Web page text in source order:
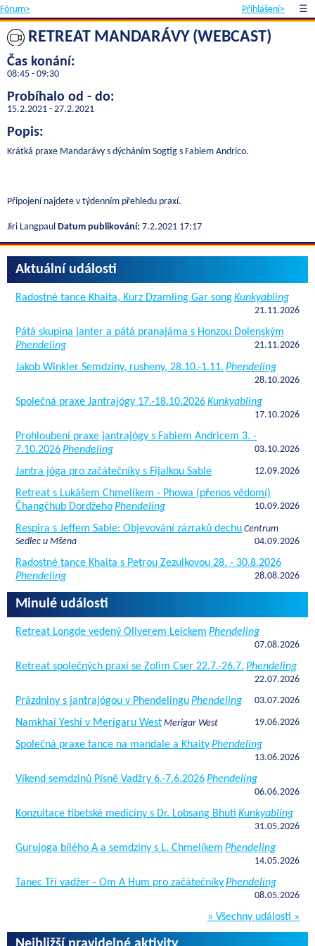
Fórum> Přihlášení> ☰
RETREAT MANDARÁVY (WEBCAST)
Čas konání:
08:45 - 09:30
Probíhalo od - do:
15.2.2021 - 27.2.2021
Popis:
Krátká praxe Mandarávy s dýcháním Sogtig s Fabiem Andrico.
Připojení najdete v týdenním přehledu praxí.
Jiri Langpaul Datum publikování: 7.2.2021 17:17
Aktuální události
Radostné tance Khaita, Kurz Dzamling Gar songKunkyabling
21.11.2026
Pátá skupina janter a pátá pranajáma s Honzou Dolenským
Phendeling
21.11.2026
Jakob Winkler Semdziny, rusheny, 28.10.-1.11. Phendeling
28.10.2026
Společná praxe Jantrajógy 17.-18.10.2026Kunkyabling
17.10.2026
Prohloubení praxe jantrajógy s Fabiem Andricem 3. -
7.10.2026Phendeling 03.10.2026
Jantra jóga pro začátečníky s Fijalkou Sable 12.09.2026
Retreat s Lukášem Chmelíkem - Phowa (přenos vědomí)
Čhangčhub DordžehoPhendeling 10.09.2026
Respira s Jeffem Sable: Objevování zázraků dechu Centrum
Sedlec u Mšena
04.09.2026
Radostné tance Khaita s Petrou Zezulkovou 28. - 30.8.2026
Phendeling
28.08.2026
Minulé události
Retreat Longde vedený Oliverem Leickem Phendeling
07.08.2026
Retreat společných praxí se Zolim Cser 22.7.-26.7. Phendeling
22.07.2026
Prázdniny s jantrajógou v PhendelinguPhendeling 03.07.2026
Namkhai Yeshi v Merigaru West Merigar West 19.06.2026
Společná praxe tance na mandale a KhaityPhendeling
13.06.2026
Víkend semdzinů Písně Vadžry 6.-7.6.2026Phendeling
06.06.2026
Konzultace tibetské medicíny s Dr. Lobsang Bhuti Kunkyabling
31.05.2026
Gurujoga bílého A a semdziny s L. Chmelíkem Phendeling
14.05.2026
Tanec Tří vadžer - Om A Hum pro začátečníkyPhendeling
08.05.2026
» Všechny události »